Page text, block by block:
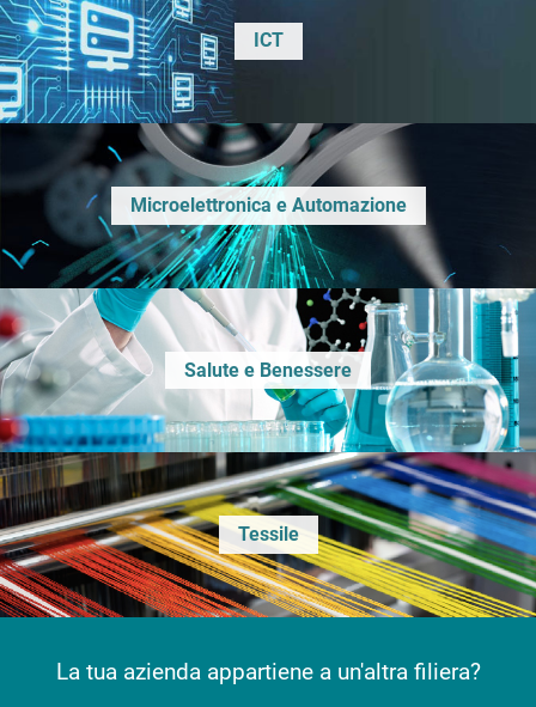
ICT
Microelettronica e Automazione
Salute e Benessere
Tessile
La tua azienda appartiene a un'altra filiera?